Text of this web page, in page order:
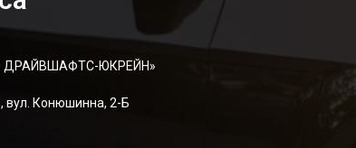
ДРАЙВШАФТC-ЮКРЕЙН»
вул. Конюшинна, 2-Б